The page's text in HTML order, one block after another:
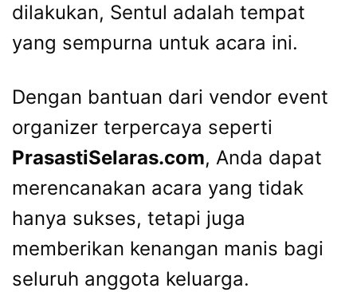
dilakukan, Sentul adalah tempat
yang sempurna untuk acara ini.
Dengan bantuan dari vendor event
organizer terpercaya seperti
PrasastiSelaras.com, Anda dapat
merencanakan acara yang tidak
hanya sukses, tetapi juga
memberikan kenangan manis bagi
seluruh anggota keluarga.